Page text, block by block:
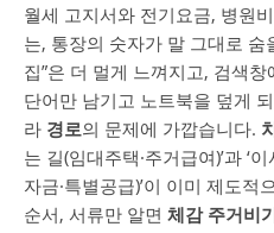
월세 고지서와 전기요금, 병원
는, 통장의 숫자가 말 그대로 숨
집”은 더 멀게 느껴지고, 검색창
단어만 남기고 노트북을 덮게
라 경로의 문제에 가깝습니다.
는 길(임대주택·주거급여)’과 ‘
자금·특별공급)’이 이미 제도
순서, 서류만 알면 체감 주거비